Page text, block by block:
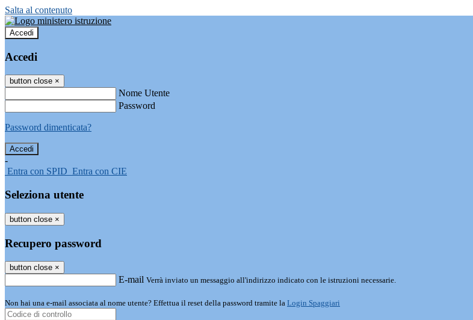
Salta al contenuto
Accedi
Accedi
button close ×
Nome Utente
Password
Password dimenticata?
-
Entra con SPID Entra con CIE
Seleziona utente
button close ×
Recupero password
button close ×
E-mail Verrà inviato un messaggio all'indirizzo indicato con le istruzioni necessarie.
Non hai una e-mail associata al nome utente? Effettua il reset della password tramite la Login Spaggiari